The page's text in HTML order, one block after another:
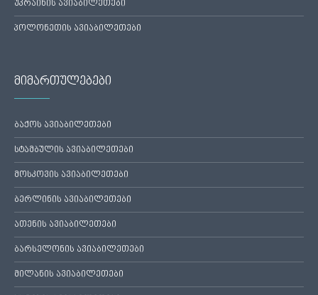
უკრაინის ავიაბილეთები
პოლონეთის ავიაბილეთები
მიმართულებები
ბაქოს ავიაბილეთები
სტამბულის ავიაბილეთები
მოსკოვის ავიაბილეთები
ბერლინის ავიაბილეთები
ათენის ავიაბილეთები
ბარსელონის ავიაბილეთები
მილანის ავიაბილეთები